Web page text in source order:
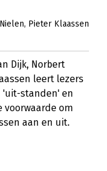
Pieter Klaassen
Dijk, Norbert
leert lezers
'uit-standen' en
voorwaarde om
aan en uit.